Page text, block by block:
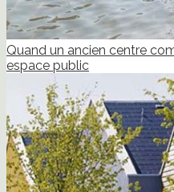
Quand un ancien centre
espace public